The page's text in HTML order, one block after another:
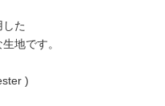
た
地です。
)